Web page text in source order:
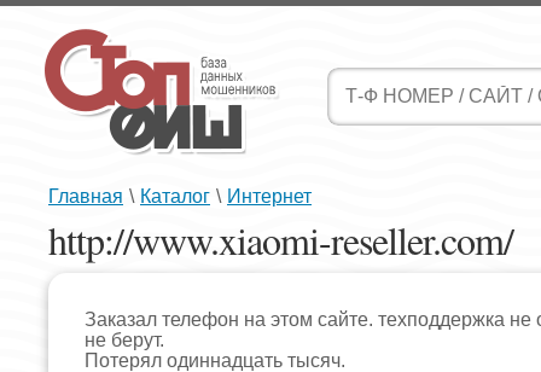
Главная \ Каталог \ Интернет
http://www.xiaomi-reseller.com/
Заказал телефон на этом сайте. техподдержка не
не берут.
Потерял одиннадцать тысяч.